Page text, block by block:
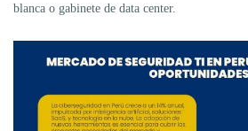
blanca o gabinete de data center.